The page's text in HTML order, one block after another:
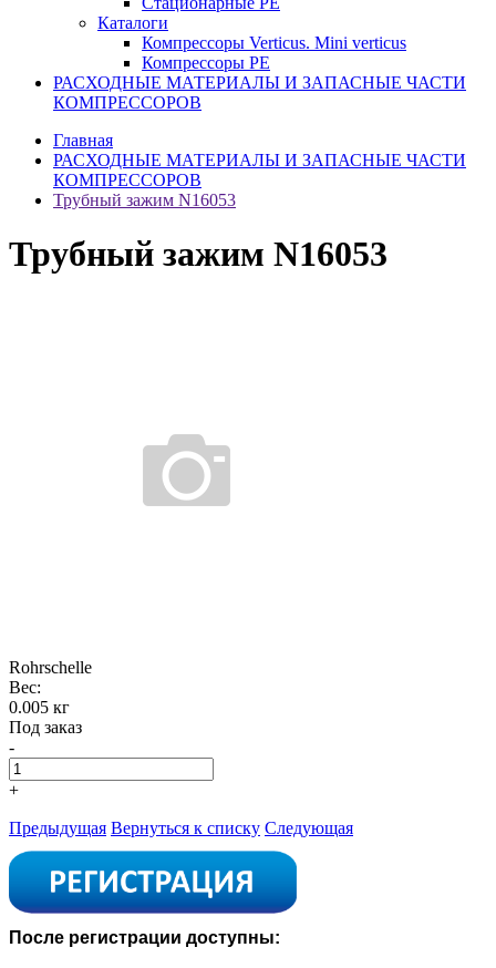
Каталоги
Компрессоры Verticus. Mini verticus
Компрессоры PE
РАСХОДНЫЕ МАТЕРИАЛЫ И ЗАПАСНЫЕ ЧАСТИ
КОМПРЕССОРОВ
Главная
РАСХОДНЫЕ МАТЕРИАЛЫ И ЗАПАСНЫЕ ЧАСТИ
КОМПРЕССОРОВ
Трубный зажим N16053
Трубный зажим N16053
Rohrschelle
Вес:
0.005 кг
Под заказ
-
+
Предыдущая Вернуться к списку Следующая
После регистрации доступны: